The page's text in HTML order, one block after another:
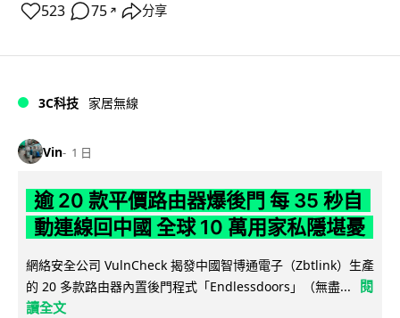
523 75 ↗ 分享
3C科技 家居無線
Vin 1 日
逾 20 款平價路由器爆後門 每 35 秒自
動連線回中國 全球 10 萬用家私隱堪憂
網絡安全公司 VulnCheck 揭發中國智博通電子（Zbtlink）生產
的 20 多款路由器內置後門程式「Endlessdoors」（無盡...
閱
讀全文